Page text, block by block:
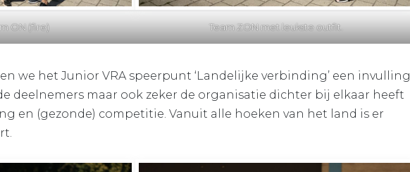
ON (fire) Team ZON met leukste outfit.
we het Junior VRA speerpunt ‘Landelijke verbinding’ een invulling
deelnemers maar ook zeker de organisatie dichter bij elkaar heeft
en (gezonde) competitie. Vanuit alle hoeken van het land is er